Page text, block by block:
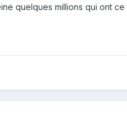
quelques millions qui ont ce